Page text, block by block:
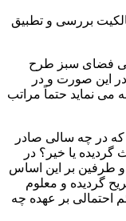
بررسی و تطبیق
فضای سبز طرح
در این صورت و در
می نماید حتماً مراتب
که در چه سالی صادر
گردیده یا خیر؟ در
و طرفین بر این اساس
گردیده و معلوم
احتمالی بر عهده چه